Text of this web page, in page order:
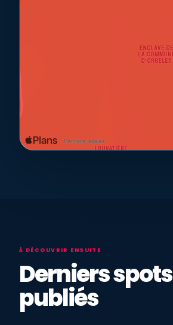
À DÉCOUVRIR ENSUITE
Derniers spots
publiés